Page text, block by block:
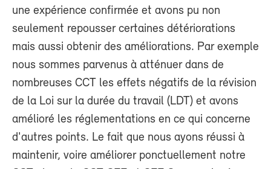
une expérience confirmée et avons pu non
seulement repousser certaines détériorations
mais aussi obtenir des améliorations. Par exemple
nous sommes parvenus à atténuer dans de
nombreuses CCT les effets négatifs de la révision
de la Loi sur la durée du travail (LDT) et avons
amélioré les réglementations en ce qui concerne
d'autres points. Le fait que nous ayons réussi à
maintenir, voire améliorer ponctuellement notre